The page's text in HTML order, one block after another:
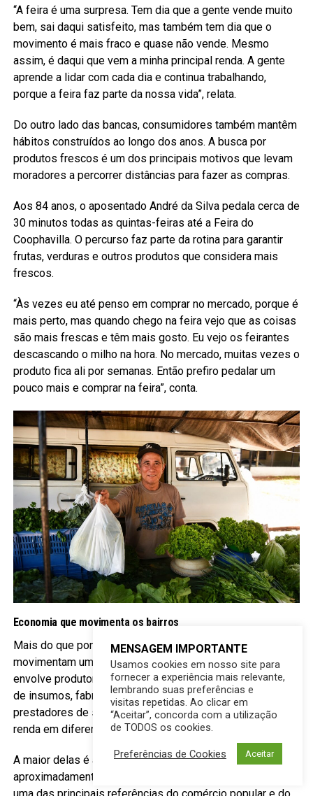
“A feira é uma surpresa. Tem dia que a gente vende muito
bem, sai daqui satisfeito, mas também tem dia que o
movimento é mais fraco e quase não vende. Mesmo
assim, é daqui que vem a minha principal renda. A gente
aprende a lidar com cada dia e continua trabalhando,
porque a feira faz parte da nossa vida”, relata.
Do outro lado das bancas, consumidores também mantêm
hábitos construídos ao longo dos anos. A busca por
produtos frescos é um dos principais motivos que levam
moradores a percorrer distâncias para fazer as compras.
Aos 84 anos, o aposentado André da Silva pedala cerca de
30 minutos todas as quintas-feiras até a Feira do
Coophavilla. O percurso faz parte da rotina para garantir
frutas, verduras e outros produtos que considera mais
frescos.
“Às vezes eu até penso em comprar no mercado, porque é
mais perto, mas quando chego na feira vejo que as coisas
são mais frescas e têm mais gosto. Eu vejo os feirantes
descascando o milho na hora. No mercado, muitas vezes o
produto fica ali por semanas. Então prefiro pedalar um
pouco mais e comprar na feira”, conta.
Economia que movimenta os bairros
Mais do que pontos de comercialização, as feiras livres
movimentam uma ampla cadeia produtiva. A atividade
envolve produtores rurais, transportadores, fornecedores
de insumos, fabricantes de equipamentos, comerciantes e
prestadores de serviço, gerando emprego e circulação de
renda em diferentes regiões da cidade.
A maior delas é a Feira das Moreninhas, que reúne
aproximadamente 460 feirantes e se consolidou como
uma das principais referências do comércio popular e do
MENSAGEM IMPORTANTE
Usamos cookies em nosso site para
fornecer a experiência mais relevante,
lembrando suas preferências e
visitas repetidas. Ao clicar em
“Aceitar”, concorda com a utilização
de TODOS os cookies.
Preferências de Cookies Aceitar